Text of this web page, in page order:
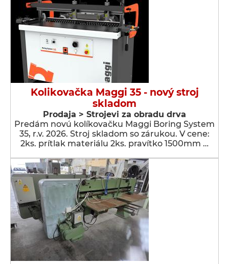
Kolikovačka Maggi 35 - nový stroj
skladom
Prodaja > Strojevi za obradu drva
Predám novú kolíkovačku Maggi Boring System
35, r.v. 2026. Stroj skladom so zárukou. V cene:
2ks. prítlak materiálu 2ks. pravítko 1500mm …